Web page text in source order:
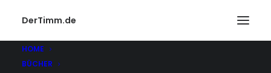
DerTimm.de
HOME
BÜCHER